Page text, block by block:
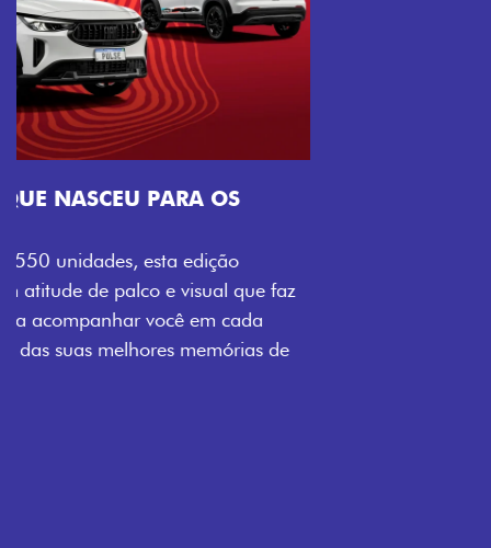
VISUAL COM ENERGIA LOLLABR
festival: série numerada, adesivo lateral LollaBR e a
soleira temática que reforçam a exclusividade,
enquanto os detalhes escurecidos, o teto bicolor e as
rodas de liga-leve aro 16” em preto brilhante